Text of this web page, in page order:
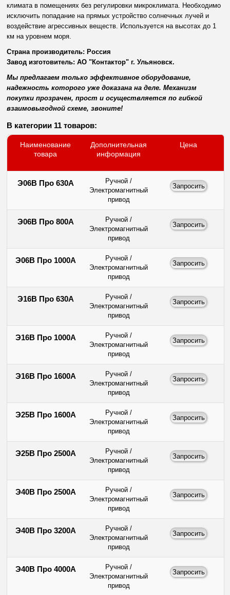
климата в помещениях без регулировки микроклимата. Необходимо
исключить попадание на прямых устройство солнечных лучей и
воздействие агрессивных веществ. Используется на высотах до 1
км на уровнем моря.
Страна производитель: Россия
Завод изготовитель: АО "Контактор" г. Ульяновск.
Мы предлагаем только эффективное оборудование,
надежность которого уже доказана на деле. Механизм
покупки прозрачен, прост и осуществляется по гибкой
взаимовыгодной схеме, звоните!
В категории 11 товаров:
Наименование
товара
Дополнительная
информация
Цена
Э06В Про 630А
Ручной /
Электромагнитный
привод
Э06В Про 800А
Ручной /
Электромагнитный
привод
Э06В Про 1000А
Ручной /
Электромагнитный
привод
Э16В Про 630А
Ручной /
Электромагнитный
привод
Э16В Про 1000А
Ручной /
Электромагнитный
привод
Э16В Про 1600А
Ручной /
Электромагнитный
привод
Э25В Про 1600А
Ручной /
Электромагнитный
привод
Э25В Про 2500А
Ручной /
Электромагнитный
привод
Э40В Про 2500А
Ручной /
Электромагнитный
привод
Э40В Про 3200А
Ручной /
Электромагнитный
привод
Э40В Про 4000А
Ручной /
Электромагнитный
привод